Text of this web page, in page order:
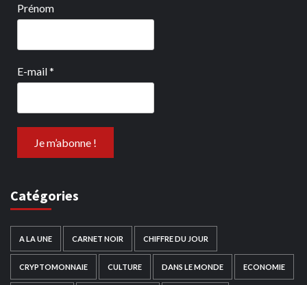
Prénom
E-mail*
Catégories
A LA UNE CARNET NOIR CHIFFRE DU JOUR
CRYPTOMONNAIE CULTURE DANS LE MONDE ECONOMIE